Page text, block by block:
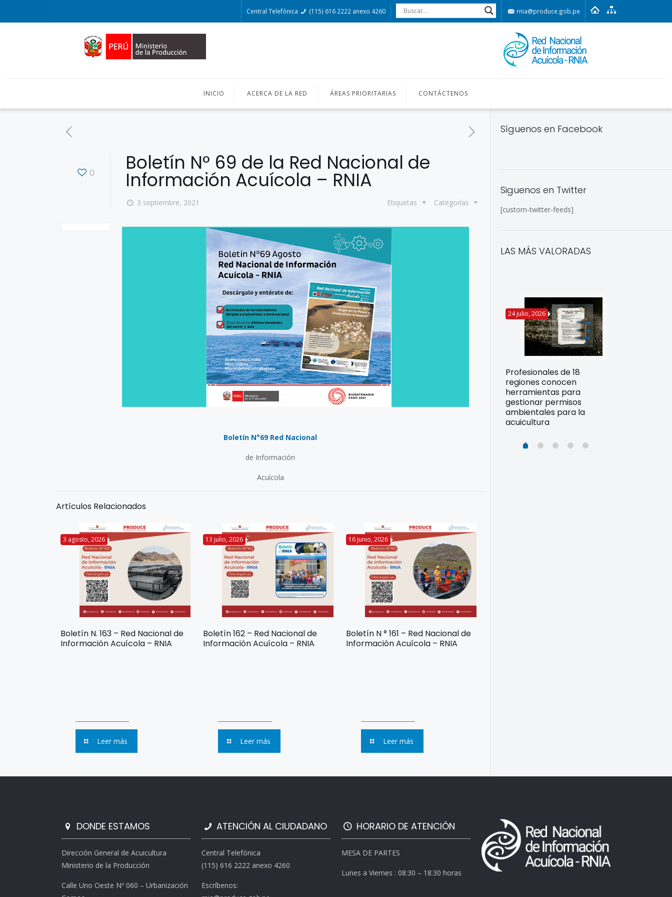
Central Telefónica (115) 616 2222 anexo 4260 rnia@produce.gob.pe
INICIO ACERCA DE LA RED ÁREAS PRIORITARIAS CONTÁCTENOS
0 Boletín N° 69 de la Red Nacional de
Información Acuícola – RNIA
3 septiembre, 2021 Categorías
Etiquetas
Boletín N°69 Red Nacional
de Información
Acuícola
Artículos Relacionados
3 agosto, 2026
Boletín N. 163 – Red Nacional de
Información Acuícola – RNIA
Leer más
13 julio, 2026
Boletín 162 – Red Nacional de
Información Acuícola – RNIA
Leer más
16 junio, 2026
Boletín N ° 161 – Red Nacional de
Información Acuícola – RNIA
Leer más
Síguenos en Facebook
Siguenos en Twitter
[custom-twitter-feeds]
LAS MÁS VALORADAS
24 julio, 2026
Profesionales de 18
regiones conocen
herramientas para
gestionar permisos
ambientales para la
acuicultura
DONDE ESTAMOS
Dirección General de Acuicultura
Ministerio de la Producción
Calle Uno Oeste Nº 060 – Urbanización
ATENCIÓN AL CIUDADANO
Central Telefónica
(115) 616 2222 anexo 4260
Escríbenos:
HORARIO DE ATENCIÓN
MESA DE PARTES
Lunes a Viernes : 08:30 – 18:30 horas